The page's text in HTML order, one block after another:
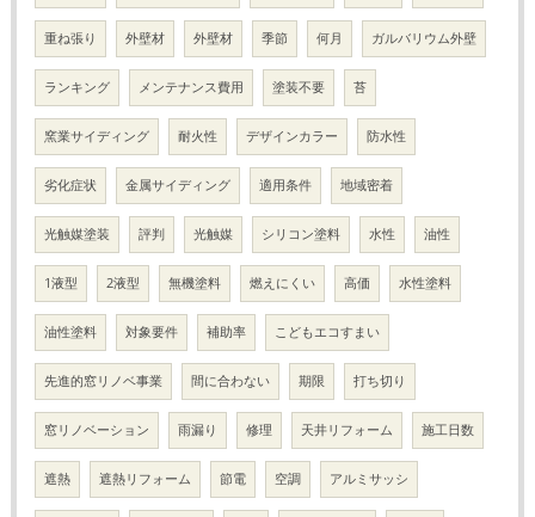
重ね張り 外壁材 外壁材 季節 何月 ガルバリウム外壁
ランキング メンテナンス費用 塗装不要 苔
窯業サイディング 耐火性 デザインカラー 防水性
劣化症状 金属サイディング 適用条件 地域密着
光触媒塗装 評判 光触媒 シリコン塗料 水性 油性
1液型 2液型 無機塗料 燃えにくい 高価 水性塗料
油性塗料 対象要件 補助率 こどもエコすまい
先進的窓リノベ事業 間に合わない 期限 打ち切り
窓リノベーション 雨漏り 修理 天井リフォーム 施工日数
遮熱 遮熱リフォーム 節電 空調 アルミサッシ